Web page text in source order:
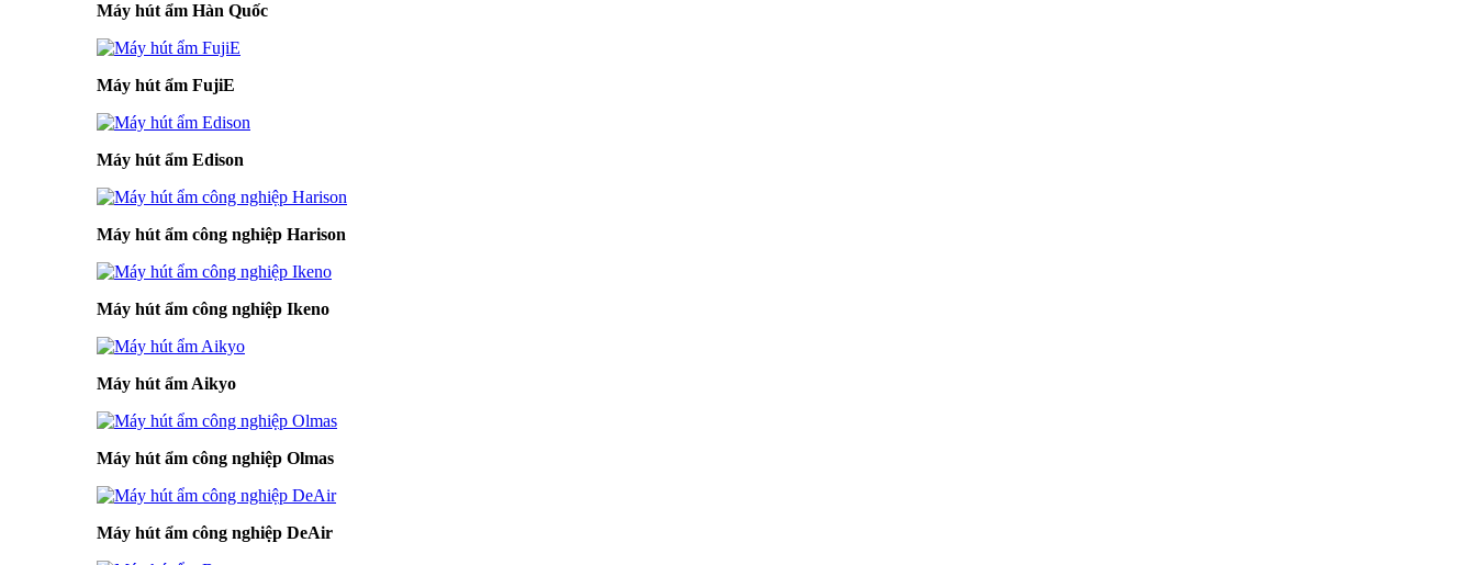
Máy hút ẩm Hàn Quốc
Máy hút ẩm FujiE
Máy hút ẩm Edison
Máy hút ẩm công nghiệp Harison
Máy hút ẩm công nghiệp Ikeno
Máy hút ẩm Aikyo
Máy hút ẩm công nghiệp Olmas
Máy hút ẩm công nghiệp DeAir